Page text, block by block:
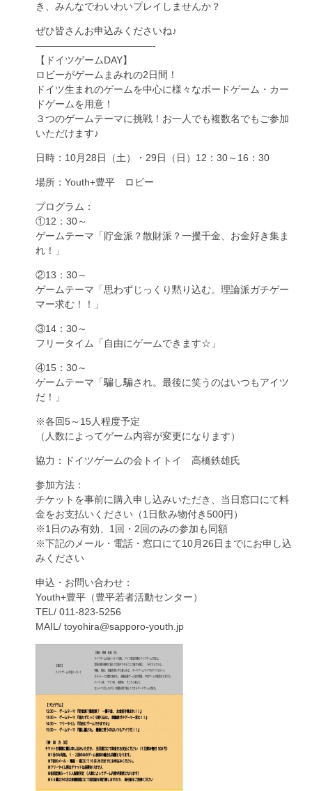
き、みんなでわいわいプレイしませんか？
ぜひ皆さんお申込みくださいね♪
————————————-
【ドイツゲームDAY】
ロビーがゲームまみれの2日間！
ドイツ生まれのゲームを中心に様々なボードゲーム・カー
ドゲームを用意！
３つのゲームテーマに挑戦！お一人でも複数名でもご参加
いただけます♪
日時：10月28日（土）・29日（日）12：30～16：30
場所：Youth+豊平 ロビー
プログラム：
①12：30～
ゲームテーマ「貯金派？散財派？一攫千金、お金好き集ま
れ！」
②13：30～
ゲームテーマ「思わずじっくり黙り込む。理論派ガチゲー
マー求む！！」
③14：30～
フリータイム「自由にゲームできます☆」
④15：30～
ゲームテーマ「騙し騙され。最後に笑うのはいつもアイツ
だ！」
※各回5～15人程度予定
（人数によってゲーム内容が変更になります）
協力：ドイツゲームの会トイトイ 高橋鉄雄氏
参加方法：
チケットを事前に購入申し込みいただき、当日窓口にて料
金をお支払いください（1日飲み物付き500円）
※1日のみ有効、1回・2回のみの参加も同額
※下記のメール・電話・窓口にて10月26日までにお申し込
みください
申込・お問い合わせ：
Youth+豊平（豊平若者活動センター）
TEL/ 011-823-5256
MAIL/ toyohira@sapporo-youth.jp